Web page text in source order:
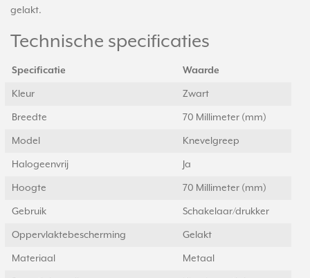
gelakt.
Technische specificaties
Specificatie Waarde
Kleur Zwart
Breedte 70 Millimeter (mm)
Model Knevelgreep
Halogeenvrij Ja
Hoogte 70 Millimeter (mm)
Gebruik Schakelaar/drukker
Oppervlaktebescherming Gelakt
Materiaal Metaal